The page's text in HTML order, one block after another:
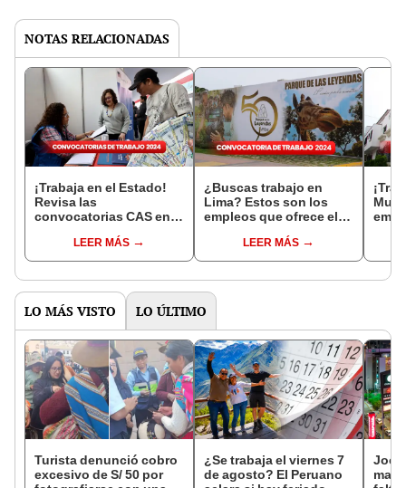
NOTAS RELACIONADAS
¡Trabaja en el Estado!
Revisa las
convocatorias CAS en el
10 de marzo
LEER MÁS
¿Buscas trabajo en
Lima? Estos son los
empleos que ofrece el
con sueldos de hasta
S/7.000
LEER MÁS
LO MÁS VISTO LO ÚLTIMO
Turista denunció cobro
excesivo de S/ 50 por
¿Se trabaja el viernes 7
de agosto? El Peruano